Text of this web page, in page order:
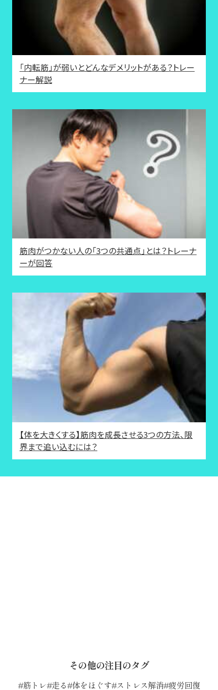
「内転筋」が弱いとどんなデメリットがある？トレー
ナー解説
筋肉がつかない人の「3つの共通点」とは？トレーナ
ーが回答
【体を大きくする】筋肉を成長させる3つの方法、限
界まで追い込むには？
その他の注目のタグ
筋トレ 走る 体をほぐす ストレス解消 疲労回復